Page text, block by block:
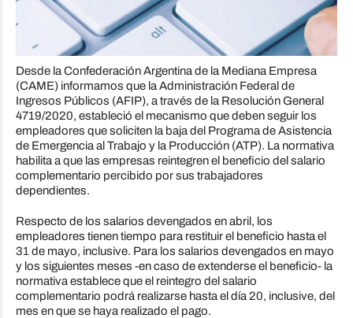
Desde la Confederación Argentina de la Mediana Empresa
(CAME) informamos que la Administración Federal de
Ingresos Públicos (AFIP), a través de la Resolución General
4719/2020, estableció el mecanismo que deben seguir los
empleadores que soliciten la baja del Programa de Asistencia
de Emergencia al Trabajo y la Producción (ATP). La normativa
habilita a que las empresas reintegren el beneficio del salario
complementario percibido por sus trabajadores
dependientes.
Respecto de los salarios devengados en abril, los
empleadores tienen tiempo para restituir el beneficio hasta el
31 de mayo, inclusive. Para los salarios devengados en mayo
y los siguientes meses -en caso de extenderse el beneficio- la
normativa establece que el reintegro del salario
complementario podrá realizarse hasta el día 20, inclusive, del
mes en que se haya realizado el pago.